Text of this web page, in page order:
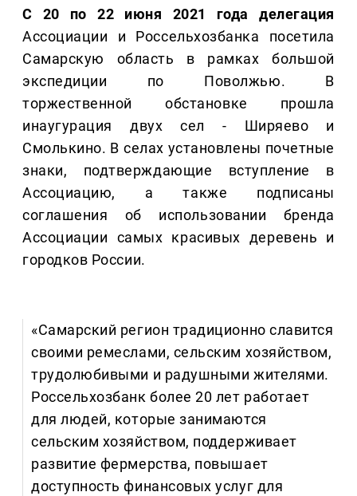
С 20 по 22 июня 2021 года делегация
Ассоциации и Россельхозбанка посетила
Самарскую область в рамках большой
экспедиции по Поволжью. В
торжественной обстановке прошла
инаугурация двух сел - Ширяево и
Смолькино. В селах установлены почетные
знаки, подтверждающие вступление в
Ассоциацию, а также подписаны
соглашения об использовании бренда
Ассоциации самых красивых деревень и
городков России.
«Самарский регион традиционно славится
своими ремеслами, сельским хозяйством,
трудолюбивыми и радушными жителями.
Россельхозбанк более 20 лет работает
для людей, которые занимаются
сельским хозяйством, поддерживает
развитие фермерства, повышает
доступность финансовых услуг для